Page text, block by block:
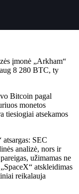
įmonė „Arkham“
8 280 BTC, ty
Bitcoin pagal
monetos
tiesiogiai atsekamos
SEC
analizė, nors ir
užimamas ne
atskleidimas
reikalauja